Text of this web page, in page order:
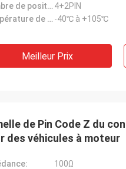
Nombre de positions: 4+2PIN
Température de fonctionnement: -40℃ à +105℃
Meilleur Prix
de Pin Code Z du
des véhicules à moteur
100Ω